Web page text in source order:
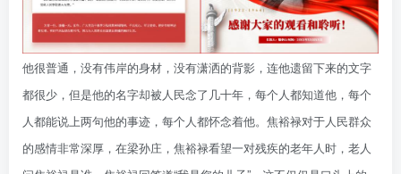
他很普通，没有伟岸的身材，没有潇洒的背影，连他遗留下来的文字
都很少，但是他的名字却被人民念了几十年，每个人都知道他，每个
人都能说上两句他的事迹，每个人都怀念着他。焦裕禄对于人民群众
的感情非常深厚，在梁孙庄，焦裕禄看望一对残疾的老年人时，老人